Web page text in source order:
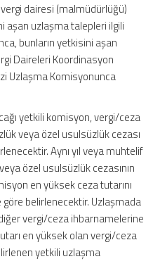
dairesi (malmüdürlüğü)
aşan uzlaşma talepleri ilgili
bunların yetkisini aşan
Daireleri Koordinasyon
Uzlaşma Komisyonunca
yetkili komisyon, vergi/ceza
veya özel usulsüzlük cezası
Aynı yıl veya muhtelif
özel usulsüzlük cezasının
en yüksek ceza tutarını
belirlenecektir. Uzlaşmada
vergi/ceza ihbarnamelerine
en yüksek olan vergi/ceza
yetkili uzlaşma